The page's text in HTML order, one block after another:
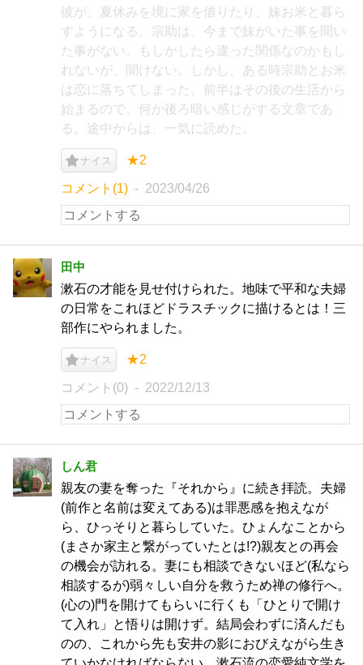
彼が、夏休みを境に家を借りたり、妹お米と暮ら
すようになる。宗助は、今まで妹がいた事を聞い
た事がない。もしかしたら違った関係なのかもし
れないが、聞けない。しかし、ある時宗助とお米
は恋に落ちてしまった。前半はその後の生活から
始まるので、何か後ろ暗い感じがする文章であ
る。途中からは、一気に読めた。
ナイス ★2
コメント(1) 2023/04/26
田中
漱石の才能を見せ付けられた。地味で平和な夫婦
の日常をこれほどドラスチックに描けるとは！三
部作にやられました。
ナイス ★2
コメント(0) 2022/12/13
しん君
親友の妻を奪った『それから』に続き拝読。夫婦
(前作と名前は変えてある)は罪悪感を抱えなが
ら、ひっそりと暮らしていた。ひょんなことから
(まさか家主と繋がっていたとは!?)親友との再会
の機会が訪れる。妻にも相談できないほど(私なら
相談するが)弱々しい自分を救うため禅の修行へ。
(心の)門を開けてもらいに行くも「ひとりで開け
て入れ」と悟りは開けず。結局会わずに済んだも
のの、これから先も安井の影におびえながら生き